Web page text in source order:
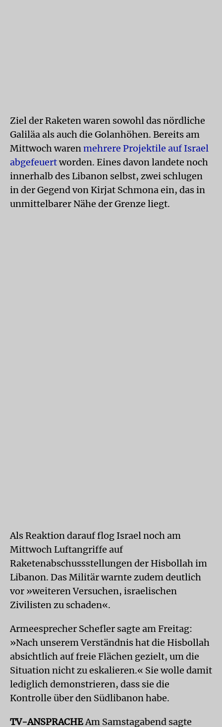
Ziel der Raketen waren sowohl das nördliche
Galiläa als auch die Golanhöhen. Bereits am
Mittwoch warenmehrere Projektile auf Israel
abgefeuertworden. Eines davon landete noch
innerhalb des Libanon selbst, zwei schlugen
in der Gegend von Kirjat Schmona ein, das in
unmittelbarer Nähe der Grenze liegt.
Als Reaktion darauf flog Israel noch am
Mittwoch Luftangriffe auf
Raketenabschussstellungen der Hisbollah im
Libanon. Das Militär warnte zudem deutlich
vor »weiteren Versuchen, israelischen
Zivilisten zu schaden«.
Armeesprecher Schefler sagte am Freitag:
»Nach unserem Verständnis hat die Hisbollah
absichtlich auf freie Flächen gezielt, um die
Situation nicht zu eskalieren.« Sie wolle damit
lediglich demonstrieren, dass sie die
Kontrolle über den Südlibanon habe.
TV-ANSPRACHEAm Samstagabend sagte